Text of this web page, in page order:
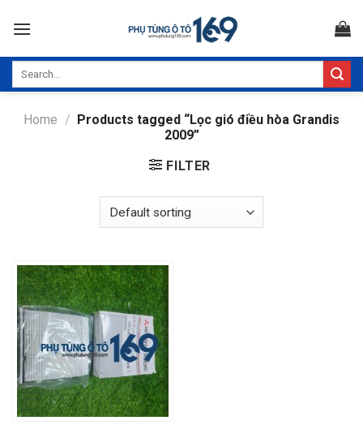
Home / Products tagged “Lọc gió điều hòa Grandis
2009”
FILTER